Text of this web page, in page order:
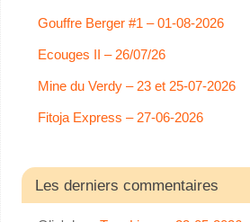
Gouffre Berger #1 – 01-08-2026
Ecouges II – 26/07/26
Mine du Verdy – 23 et 25-07-2026
Fitoja Express – 27-06-2026
Les derniers commentaires